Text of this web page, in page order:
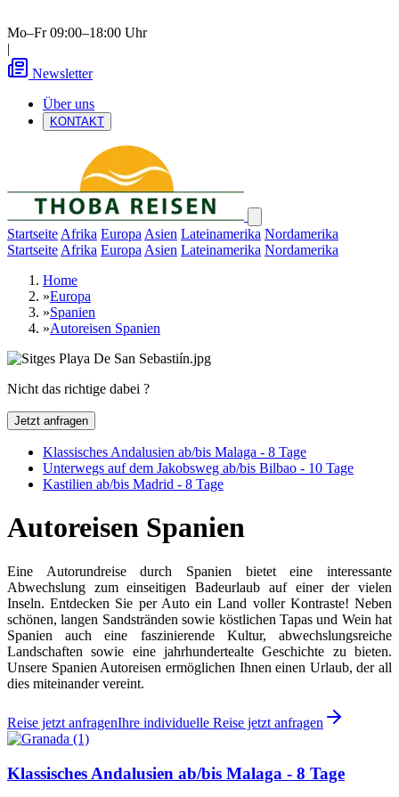
Mo–Fr 09:00–18:00 Uhr
|
Newsletter
Über uns
KONTAKT
Startseite Afrika Europa Asien Lateinamerika Nordamerika
Startseite Afrika Europa Asien Lateinamerika Nordamerika
Home
»Europa
»Spanien
»Autoreisen Spanien
Nicht das richtige dabei ?
Jetzt anfragen
Klassisches Andalusien ab/bis Malaga - 8 Tage
Unterwegs auf dem Jakobsweg ab/bis Bilbao - 10 Tage
Kastilien ab/bis Madrid - 8 Tage
Autoreisen Spanien
Eine Autorundreise durch Spanien bietet eine interessante
Abwechslung zum einseitigen Badeurlaub auf einer der vielen
Inseln. Entdecken Sie per Auto ein Land voller Kontraste! Neben
schönen, langen Sandstränden sowie köstlichen Tapas und Wein hat
Spanien auch eine faszinierende Kultur, abwechslungsreiche
Landschaften sowie eine jahrhundertealte Geschichte zu bieten.
Unsere Spanien Autoreisen ermöglichen Ihnen einen Urlaub, der all
dies miteinander vereint.
Reise jetzt anfragenIhre individuelle Reise jetzt anfragen
Klassisches Andalusien ab/bis Malaga - 8 Tage